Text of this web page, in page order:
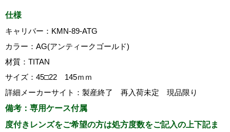
仕様
キャリバー：KMN-89-ATG
カラー：AG(アンティークゴールド)
材質：TITAN
サイズ：45□22 145ｍｍ
詳細メーカーサイト：製産終了 再入荷未定 現品限り
備考：専用ケース付属
度付きレンズをご希望の方は処方度数をご記入の上下記ま